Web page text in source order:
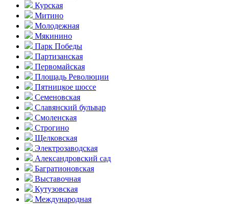
Курская
Митино
Молодежная
Мякинино
Парк Победы
Партизанская
Первомайская
Площадь Революции
Пятницкое шоссе
Семеновская
Славянский бульвар
Смоленская
Строгино
Щелковская
Электро­заводская
Александ­ровский сад
Багратионовская
Выставочная
Кутузовская
Международная